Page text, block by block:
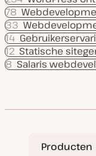
78
33
14
Statische
12
Salaris
8
Producten